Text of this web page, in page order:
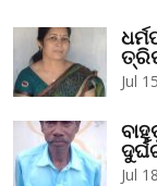
Jul
Jul